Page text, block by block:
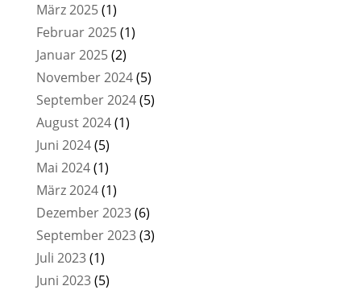
März 2025(1)
Februar 2025(1)
Januar 2025(2)
November 2024(5)
September 2024(5)
August 2024(1)
Juni 2024(5)
Mai 2024(1)
März 2024(1)
Dezember 2023(6)
September 2023(3)
Juli 2023(1)
Juni 2023(5)